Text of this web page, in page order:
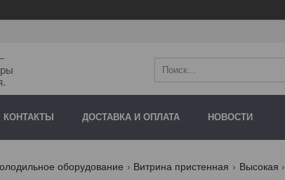
КОНТАКТЫ ДОСТАВКА И ОПЛАТА НОВОСТИ
оборудование Витрина пристенная Высокая